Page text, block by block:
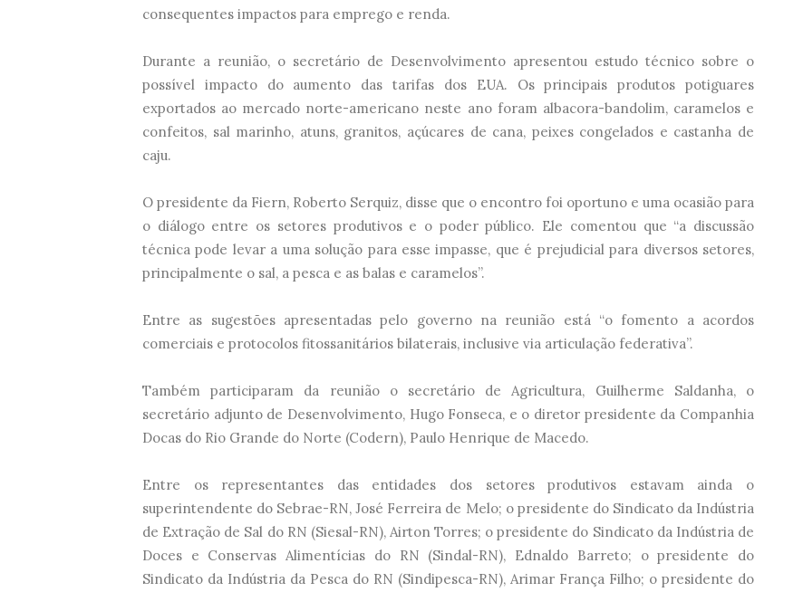
consequentes impactos para emprego e renda.
Durante a reunião, o secretário de Desenvolvimento apresentou estudo técnico sobre o
possível impacto do aumento das tarifas dos EUA. Os principais produtos potiguares
exportados ao mercado norte-americano neste ano foram albacora-bandolim, caramelos e
confeitos, sal marinho, atuns, granitos, açúcares de cana, peixes congelados e castanha de
caju.
O presidente da Fiern, Roberto Serquiz, disse que o encontro foi oportuno e uma ocasião para
o diálogo entre os setores produtivos e o poder público. Ele comentou que “a discussão
técnica pode levar a uma solução para esse impasse, que é prejudicial para diversos setores,
principalmente o sal, a pesca e as balas e caramelos”.
Entre as sugestões apresentadas pelo governo na reunião está “o fomento a acordos
comerciais e protocolos fitossanitários bilaterais, inclusive via articulação federativa”.
Também participaram da reunião o secretário de Agricultura, Guilherme Saldanha, o
secretário adjunto de Desenvolvimento, Hugo Fonseca, e o diretor presidente da Companhia
Docas do Rio Grande do Norte (Codern), Paulo Henrique de Macedo.
Entre os representantes das entidades dos setores produtivos estavam ainda o
superintendente do Sebrae-RN, José Ferreira de Melo; o presidente do Sindicato da Indústria
de Extração de Sal do RN (Siesal-RN), Airton Torres; o presidente do Sindicato da Indústria de
Doces e Conservas Alimentícias do RN (Sindal-RN), Ednaldo Barreto; o presidente do
Sindicato da Indústria da Pesca do RN (Sindipesca-RN), Arimar França Filho; o presidente do